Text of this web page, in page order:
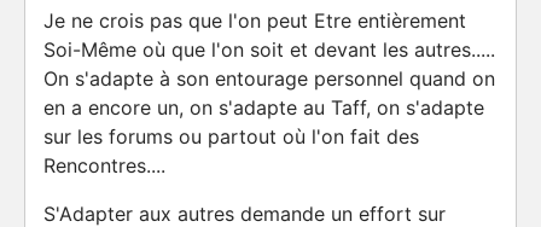
Je ne crois pas que l'on peut Etre entièrement
Soi-Même où que l'on soit et devant les autres.....
On s'adapte à son entourage personnel quand on
en a encore un, on s'adapte au Taff, on s'adapte
sur les forums ou partout où l'on fait des
Rencontres....
S'Adapter aux autres demande un effort sur